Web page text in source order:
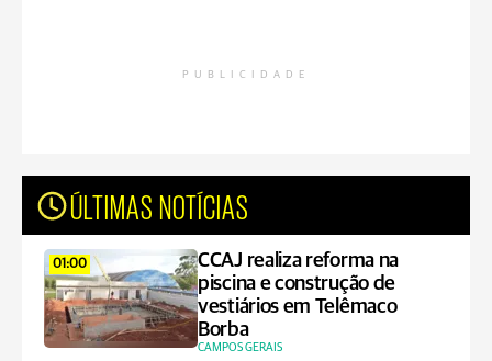
PUBLICIDADE
ÚLTIMAS NOTÍCIAS
01:00
CCAJ realiza reforma na
piscina e construção de
vestiários em Telêmaco
Borba
CAMPOS GERAIS